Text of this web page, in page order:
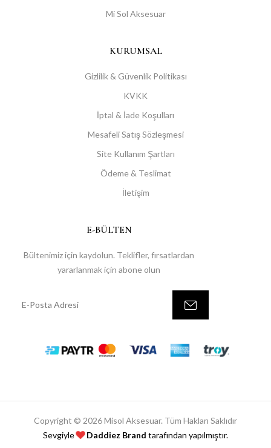
Mi Sol Aksesuar
KURUMSAL
Gizlilik & Güvenlik Politikası
KVKK
İptal & İade Koşulları
Mesafeli Satış Sözleşmesi
Site Kullanım Şartları
Ödeme & Teslimat
İletişim
E-BÜLTEN
Bültenimiz için kaydolun. Teklifler, fırsatlardan
yararlanmak için abone olun
Copyright © 2026 Misol Aksesuar. Tüm Hakları Saklıdır
Sevgiyle
Daddiez Brand tarafından yapılmıştır.